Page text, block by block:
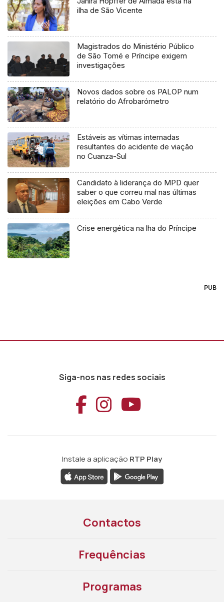
ilha de São Vicente
Magistrados do Ministério Público
de São Tomé e Príncipe exigem
investigações
Novos dados sobre os PALOP num
relatório do Afrobarómetro
Estáveis as vítimas internadas
resultantes do acidente de viação
no Cuanza-Sul
Candidato à liderança do MPD quer
saber o que correu mal nas últimas
eleições em Cabo Verde
Crise energética na lha do Príncipe
PUB
Siga-nos nas redes sociais
Aceder ao
Aceder ao
Aceder
Instale a aplicação RTP Play
Contactos
Frequências
Programas